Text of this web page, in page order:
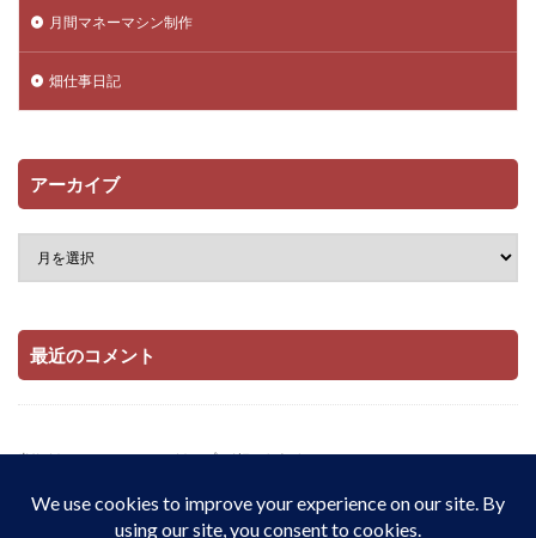
月間マネーマシン制作
畑仕事日記
アーカイブ
最近のコメント
当サイトはAmazonアソシエイト・プログラムおよび